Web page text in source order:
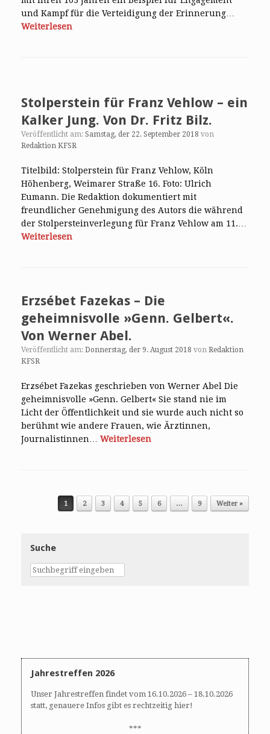
und Kampf für die Verteidigung der Erinnerung…
Weiterlesen
Stolperstein für Franz Vehlow – ein
Kalker Jung. Von Dr. Fritz Bilz.
Veröffentlicht am: Samstag, der 22. September 2018 von
Redaktion KFSR
Titelbild: Stolperstein für Franz Vehlow, Köln
Höhenberg, Weimarer Straße 16. Foto: Ulrich
Eumann. Die Redaktion dokumentiert mit
freundlicher Genehmigung des Autors die während
der Stolpersteinverlegung für Franz Vehlow am 11.…
Weiterlesen
Erzsébet Fazekas – Die
geheimnisvolle »Genn. Gelbert«.
Von Werner Abel.
Veröffentlicht am: Donnerstag, der 9. August 2018 von Redaktion
KFSR
Erzsébet Fazekas geschrieben von Werner Abel Die
geheimnisvolle »Genn. Gelbert« Sie stand nie im
Licht der Öffentlichkeit und sie wurde auch nicht so
berühmt wie andere Frauen, wie Ärztinnen,
Journalistinnen… Weiterlesen
Post navigation
1 2 3 4 5 6 … 9 Weiter »
Suche
Jahrestreffen 2026
Unser Jahrestreffen findet vom 16.10.2026 – 18.10.2026
statt, genauere Infos gibt es rechtzeitig hier!
***